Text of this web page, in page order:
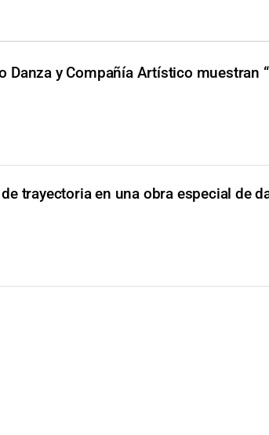
Danza y Compañía Artístico muestran
trayectoria en una obra especial de